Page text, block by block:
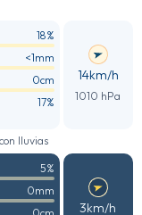
18%
<1mm
0cm
17%
14km/h
1010 hPa
lluvias
5%
0mm
3km/h